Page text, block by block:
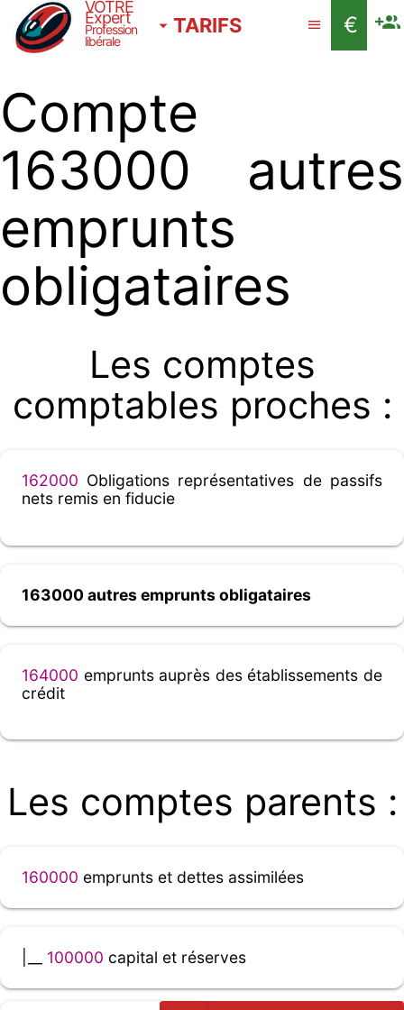
VOTRE
Expert
Profession
libérale
TARIFS €
Compte
163000 autres
emprunts
obligataires
Les comptes
comptables proches :
162000 Obligations représentatives de passifs
nets remis en fiducie
163000 autres emprunts obligataires
164000 emprunts auprès des établissements de
crédit
Les comptes parents :
160000 emprunts et dettes assimilées
100000 capital et réserves